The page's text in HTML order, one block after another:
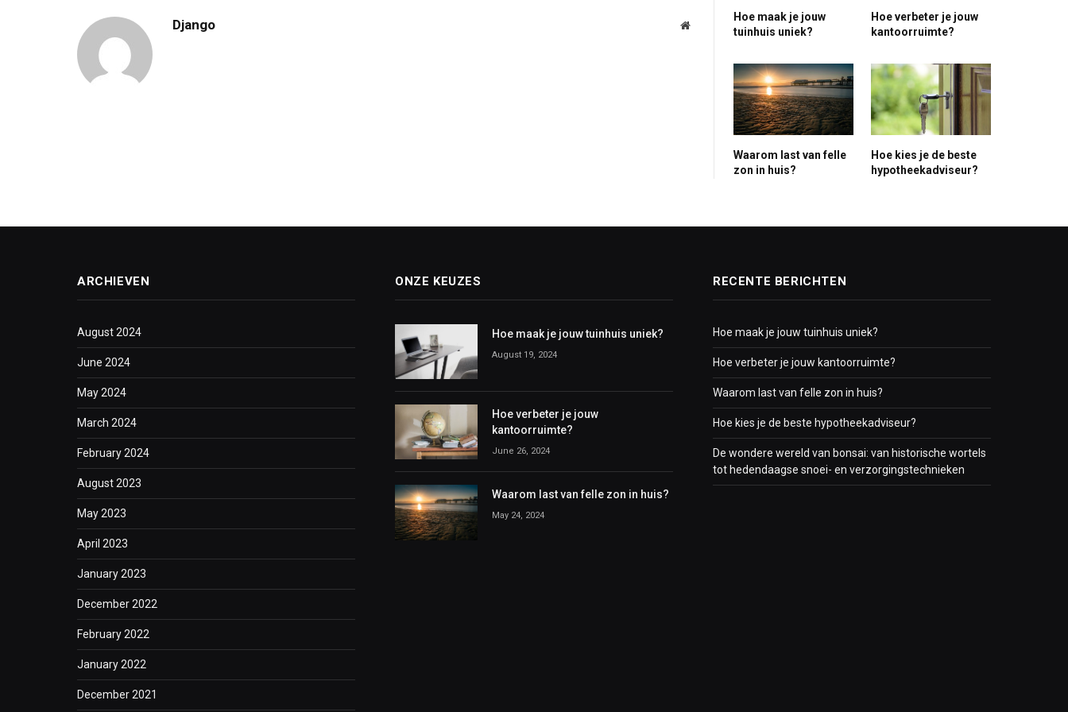
Django Website
Hoe maak je jouw
tuinhuis uniek?
Hoe verbeter je jouw
kantoorruimte?
Waarom last van felle
zon in huis?
Hoe kies je de beste
hypotheekadviseur?
ARCHIEVEN
August 2024
June 2024
May 2024
March 2024
February 2024
August 2023
May 2023
April 2023
January 2023
December 2022
February 2022
January 2022
December 2021
ONZE KEUZES
Hoe maak je jouw tuinhuis uniek?
August 19, 2024
Hoe verbeter je jouw
kantoorruimte?
June 26, 2024
Waarom last van felle zon in huis?
May 24, 2024
RECENTE BERICHTEN
Hoe maak je jouw tuinhuis uniek?
Hoe verbeter je jouw kantoorruimte?
Waarom last van felle zon in huis?
Hoe kies je de beste hypotheekadviseur?
De wondere wereld van bonsai: van historische wortels
tot hedendaagse snoei- en verzorgingstechnieken